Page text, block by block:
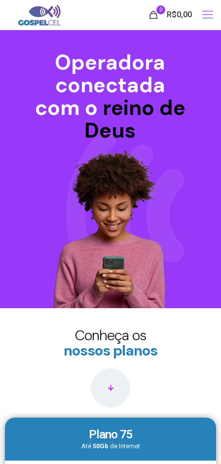
0
R$0,00
Operadora
conectada
com o reino de
Deus
Conheça os
nossos planos
Plano 75
Até 50Gb de Internet